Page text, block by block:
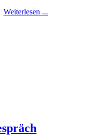
Weiterlesen ...